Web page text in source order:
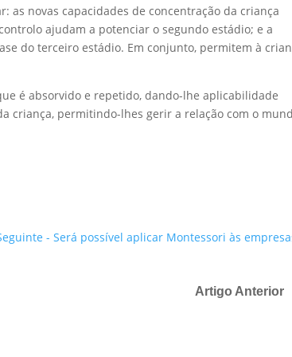
as novas capacidades de concentração da criança
ajudam a potenciar o segundo estádio; e a
do terceiro estádio. Em conjunto, permitem à
é absorvido e repetido, dando-lhe aplicabilidade
criança, permitindo-lhes gerir a relação com o
- Será possível aplicar Montessori às
Artigo Anterior